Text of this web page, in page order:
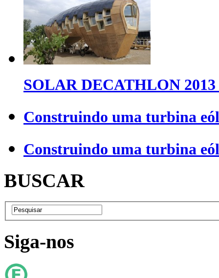
SOLAR DECATHLON
Construindo uma turbina
Construindo uma turbina
BUSCAR
Siga-nos